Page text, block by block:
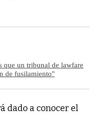
que un tribunal de lawfare
de fusilamiento"
dado a conocer el